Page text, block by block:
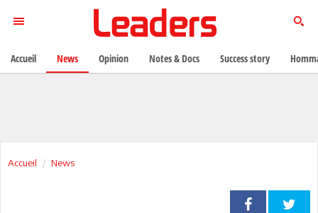
Accueil News
Accueil News Opinion Notes & Docs Success story